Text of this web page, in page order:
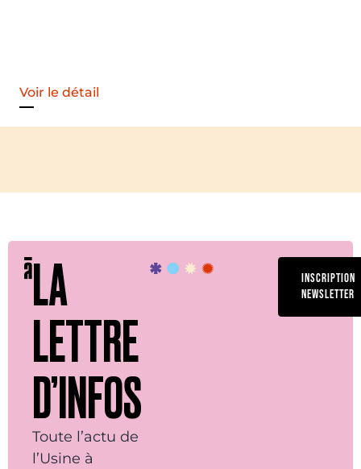
Voir le détail
LA
LETTRE
D’INFOS
Toute l’actu de
l’Usine à
INSCRIPTION
NEWSLETTER